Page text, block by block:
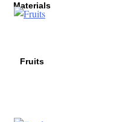
Materials
Fruits